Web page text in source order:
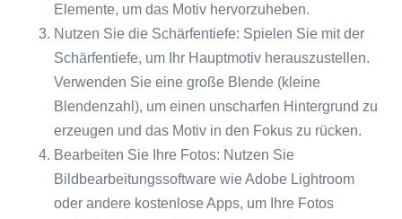
Elemente, um das Motiv hervorzuheben.
Nutzen Sie die Schärfentiefe: Spielen Sie mit der
Schärfentiefe, um Ihr Hauptmotiv herauszustellen.
Verwenden Sie eine große Blende (kleine
Blendenzahl), um einen unscharfen Hintergrund zu
erzeugen und das Motiv in den Fokus zu rücken.
Bearbeiten Sie Ihre Fotos: Nutzen Sie
Bildbearbeitungssoftware wie Adobe Lightroom
oder andere kostenlose Apps, um Ihre Fotos